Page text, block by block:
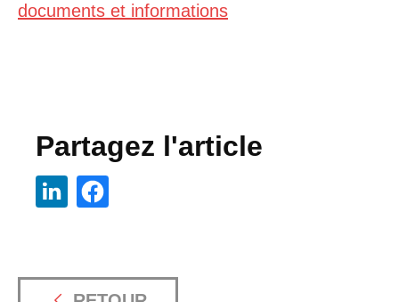
documents et informations
Partagez l'article